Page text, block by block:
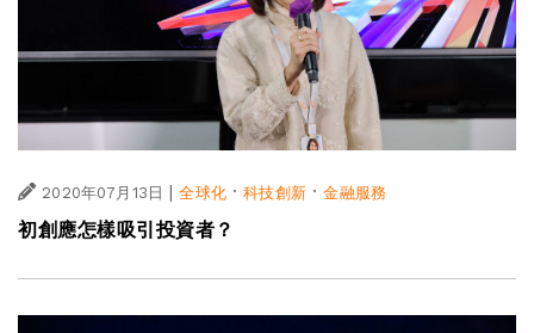
2020年07月13日 | 全球化·科技創新·金融服務
初創應怎樣吸引投資者？